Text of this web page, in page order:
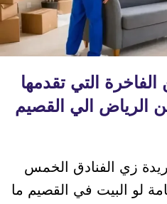
التي تقدمها
الي القصيم
زي الفنادق الخمس
لو البيت في القصيم ما